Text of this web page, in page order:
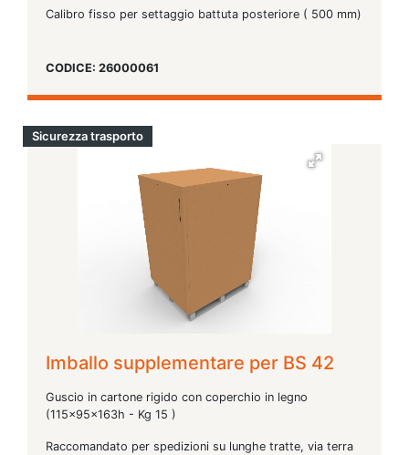
Calibro fisso per settaggio battuta posteriore ( 500 mm)
CODICE: 26000061
Sicurezza trasporto
Imballo supplementare per BS 42
Guscio in cartone rigido con coperchio in legno
(115x95x163h - Kg 15 )
Raccomandato per spedizioni su lunghe tratte, via terra